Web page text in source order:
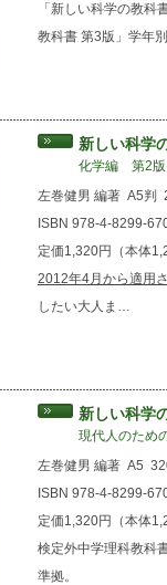
「新しい科学の教
教科書 第3版」学年
新しい科学
化学編 第2版
左巻健男 編著 A5判
ISBN 978-4-8299-
定価1,320円（本体
2012年4月から適用
したい大人ま…
新しい科学
現代人のため
左巻健男 編著 A5
ISBN 978-4-8299-
定価1,320円（本体
検定外中学理科教科
準拠。